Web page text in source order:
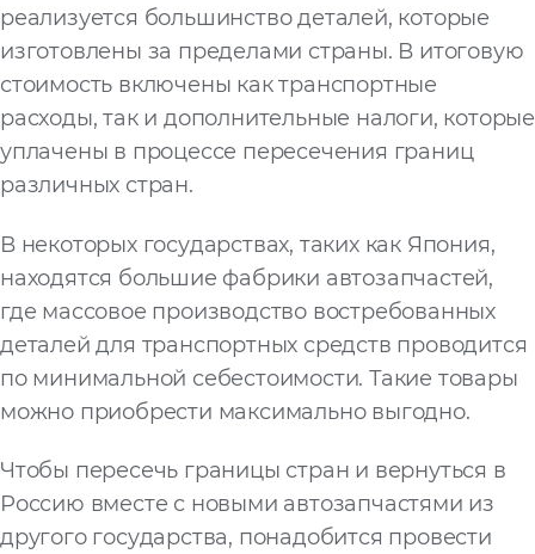
реализуется большинство деталей, которые
изготовлены за пределами страны. В итоговую
стоимость включены как транспортные
расходы, так и дополнительные налоги, которые
уплачены в процессе пересечения границ
различных стран.
В некоторых государствах, таких как Япония,
находятся большие фабрики автозапчастей,
где массовое производство востребованных
деталей для транспортных средств проводится
по минимальной себестоимости. Такие товары
можно приобрести максимально выгодно.
Чтобы пересечь границы стран и вернуться в
Россию вместе с новыми автозапчастями из
другого государства, понадобится провести